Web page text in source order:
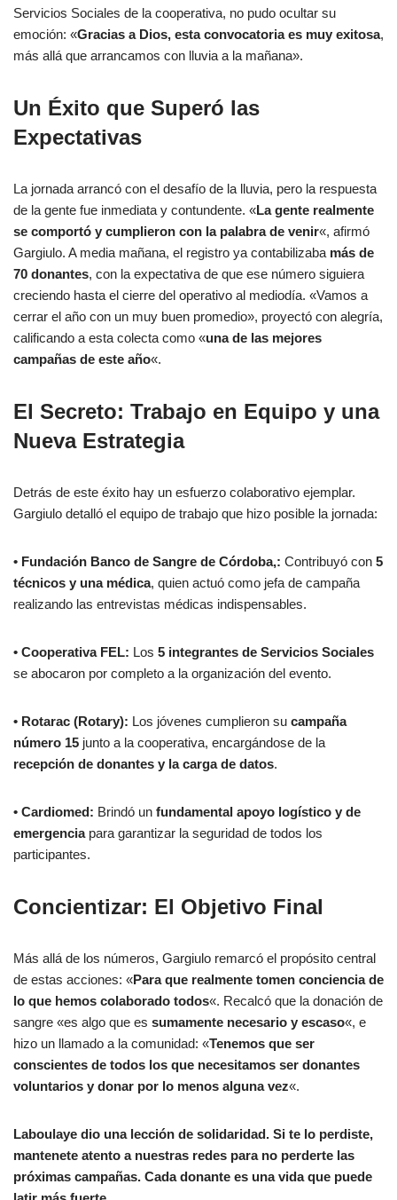
Servicios Sociales de la cooperativa, no pudo ocultar su
emoción: «Gracias a Dios, esta convocatoria es muy exitosa,
más allá que arrancamos con lluvia a la mañana».
Un Éxito que Superó las
Expectativas
La jornada arrancó con el desafío de la lluvia, pero la respuesta
de la gente fue inmediata y contundente. «La gente realmente
se comportó y cumplieron con la palabra de venir«, afirmó
Gargiulo. A media mañana, el registro ya contabilizaba más de
70 donantes, con la expectativa de que ese número siguiera
creciendo hasta el cierre del operativo al mediodía. «Vamos a
cerrar el año con un muy buen promedio», proyectó con alegría,
calificando a esta colecta como «una de las mejores
campañas de este año«.
El Secreto: Trabajo en Equipo y una
Nueva Estrategia
Detrás de este éxito hay un esfuerzo colaborativo ejemplar.
Gargiulo detalló el equipo de trabajo que hizo posible la jornada:
• Fundación Banco de Sangre de Córdoba,: Contribuyó con 5
técnicos y una médica, quien actuó como jefa de campaña
realizando las entrevistas médicas indispensables.
• Cooperativa FEL: Los 5 integrantes de Servicios Sociales
se abocaron por completo a la organización del evento.
• Rotarac (Rotary): Los jóvenes cumplieron su campaña
número 15 junto a la cooperativa, encargándose de la
recepción de donantes y la carga de datos.
• Cardiomed: Brindó un fundamental apoyo logístico y de
emergenciapara garantizar la seguridad de todos los
participantes.
Concientizar: El Objetivo Final
Más allá de los números, Gargiulo remarcó el propósito central
de estas acciones: «Para que realmente tomen conciencia de
lo que hemos colaborado todos«. Recalcó que la donación de
sangre «es algo que es sumamente necesario y escaso«, e
hizo un llamado a la comunidad: «Tenemos que ser
conscientes de todos los que necesitamos ser donantes
voluntarios y donar por lo menos alguna vez«.
Laboulaye dio una lección de solidaridad. Si te lo perdiste,
mantenete atento a nuestras redes para no perderte las
próximas campañas. Cada donante es una vida que puede